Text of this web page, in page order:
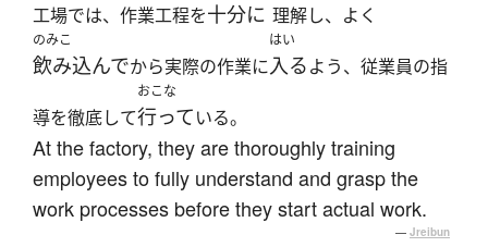
工場では、作業工程を十分に 理解し、よく
のみこ
飲み込んでから実際の作業に
はい
入るよう、従業員の指
導を徹底して
おこな
行っている。
At the factory, they are thoroughly training
employees to fully understand and grasp the
work processes before they start actual work.
— Jreibun